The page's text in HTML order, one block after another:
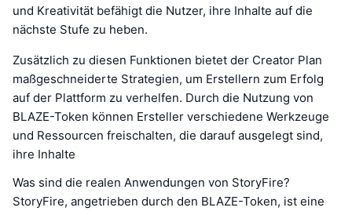
und Kreativität befähigt die Nutzer, ihre Inhalte auf die
nächste Stufe zu heben.
Zusätzlich zu diesen Funktionen bietet der Creator Plan
maßgeschneiderte Strategien, um Erstellern zum Erfolg
auf der Plattform zu verhelfen. Durch die Nutzung von
BLAZE-Token können Ersteller verschiedene Werkzeuge
und Ressourcen freischalten, die darauf ausgelegt sind,
ihre Inhalte
Was sind die realen Anwendungen von StoryFire?
StoryFire, angetrieben durch den BLAZE-Token, ist eine